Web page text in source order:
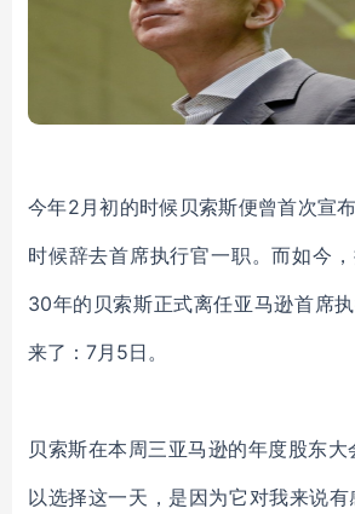
今年2月初的时候贝索斯便曾首次宣
时候辞去首席执行官一职。而如今，
30年的贝索斯正式离任亚马逊首席
来了： 7月5日。
贝索斯在本周三亚马逊的年度股东大
以选择这一天，是因为它对我来说